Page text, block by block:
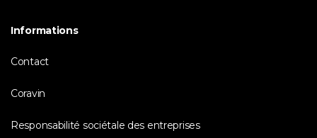
Informations
Contact
Coravin
Responsabilité sociétale des entreprises